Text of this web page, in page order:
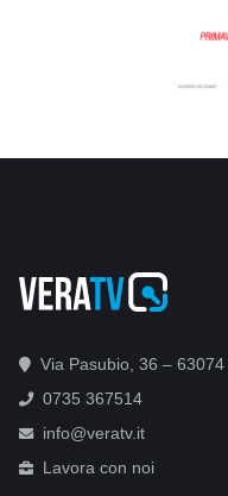
Via Pasubio, 36 –
0735 367514
info@veratv.it
Lavora con noi